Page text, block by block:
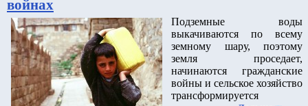
войнах
Подземные воды
выкачиваются по всему
земному шару, поэтому
земля проседает,
начинаются гражданские
войны и сельское хозяйство
трансформируется